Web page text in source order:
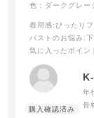
色：ダークグレー
着用感:ぴったり
バストのお悩み:
気に入ったポイン
年
骨